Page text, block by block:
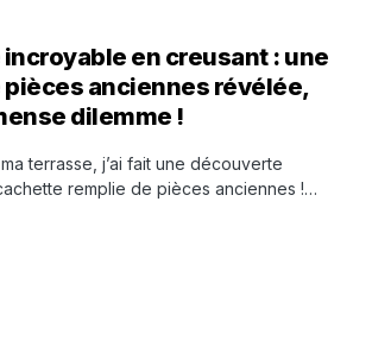
en creusant : une
anciennes révélée,
dilemme !
terrasse, j’ai fait une découverte
remplie de pièces anciennes !…